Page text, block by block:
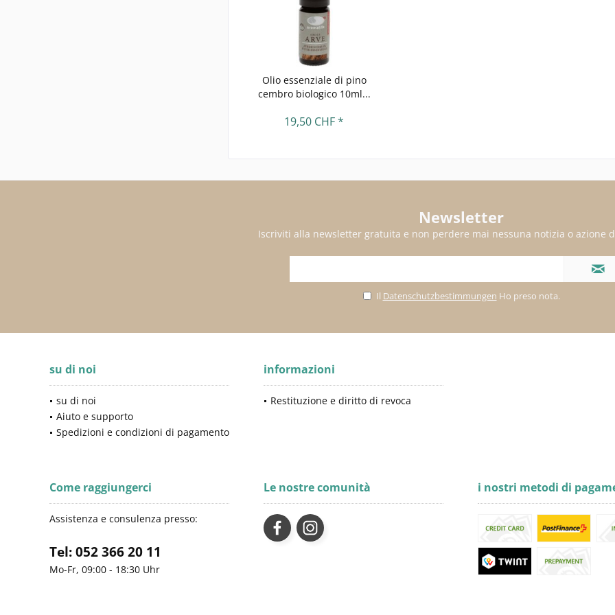
Olio essenziale di pino
cembro biologico 10ml...
19,50 CHF *
Newsletter
Iscriviti alla newsletter gratuita e non perdere mai nessuna notizia o azione
Il Datenschutzbestimmungen Ho preso nota.
su di noi
su di noi
Aiuto e supporto
Spedizioni e condizioni di pagamento
informazioni
Restituzione e diritto di revoca
Come raggiungerci
Assistenza e consulenza presso:
Tel: 052 366 20 11
Mo-Fr, 09:00 - 18:30 Uhr
Le nostre comunità i nostri metodi di